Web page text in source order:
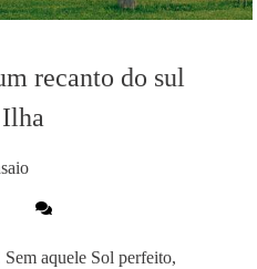
recanto do sul
aquele Sol perfeito,